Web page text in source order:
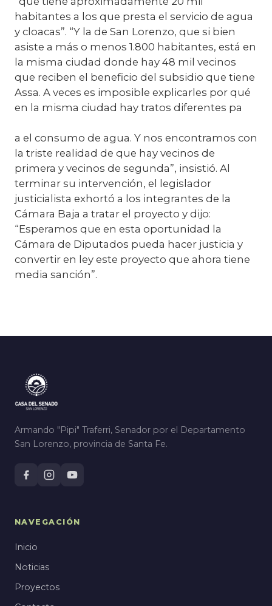
habitantes a los que presta el servicio de agua
y cloacas”. “Y la de San Lorenzo, que si bien
asiste a más o menos 1.800 habitantes, está en
la misma ciudad donde hay 48 mil vecinos
que reciben el beneficio del subsidio que tiene
Assa. A veces es imposible explicarles por qué
en la misma ciudad hay tratos diferentes pa
a el consumo de agua. Y nos encontramos con
la triste realidad de que hay vecinos de
primera y vecinos de segunda”, insistió. Al
terminar su intervención, el legislador
justicialista exhortó a los integrantes de la
Cámara Baja a tratar el proyecto y dijo:
“Esperamos que en esta oportunidad la
Cámara de Diputados pueda hacer justicia y
convertir en ley este proyecto que ahora tiene
media sanción”.
Armando "Pipi" Traferri, Senador por el Departamento
San Lorenzo, provincia de Santa Fe.
NAVEGACIÓN
Inicio
Noticias
Proyectos